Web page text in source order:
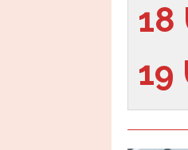
18
19